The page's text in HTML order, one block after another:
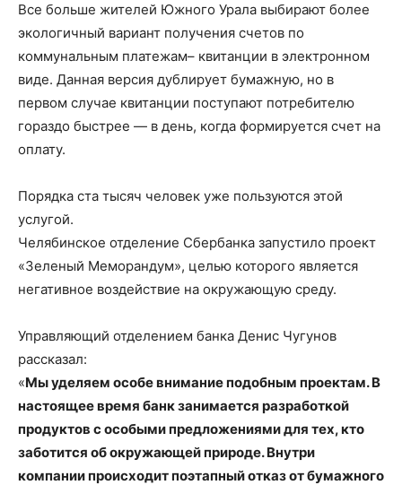
Все больше жителей Южного Урала выбирают более
экологичный вариант получения счетов по
коммунальным платежам– квитанции в электронном
виде. Данная версия дублирует бумажную, но в
первом случае квитанции поступают потребителю
гораздо быстрее — в день, когда формируется счет на
оплату.
Порядка ста тысяч человек уже пользуются этой
услугой.
Челябинское отделение Сбербанка запустило проект
«Зеленый Меморандум», целью которого является
негативное воздействие на окружающую среду.
Управляющий отделением банка Денис Чугунов
рассказал:
«Мы уделяем особе внимание подобным проектам. В
настоящее время банк занимается разработкой
продуктов с особыми предложениями для тех, кто
заботится об окружающей природе. Внутри
компании происходит поэтапный отказ от бумажного